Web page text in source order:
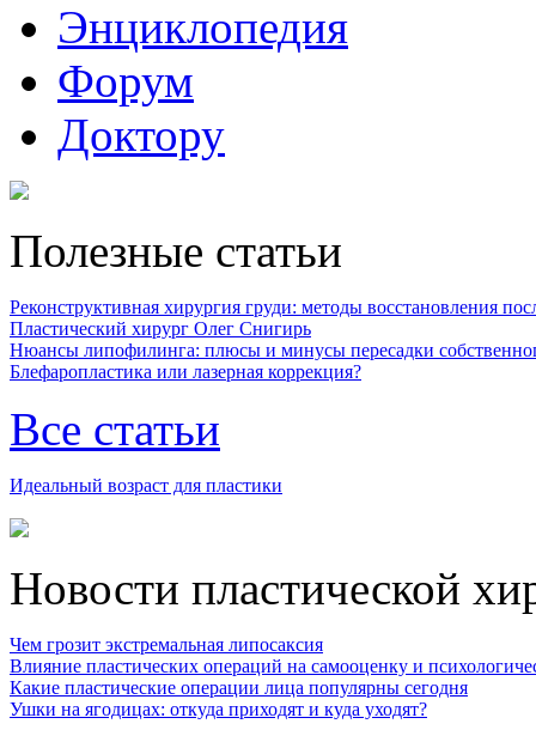
Энциклопедия
Форум
Доктору
Полезные статьи
Реконструктивная хирургия груди: методы восстановления
Пластический хирург Олег Снигирь
Нюансы липофилинга: плюсы и минусы пересадки
Блефаропластика или лазерная коррекция?
Все статьи
Идеальный возраст для пластики
Новости пластической
Чем грозит экстремальная липосаксия
Влияние пластических операций на самооценку и
Какие пластические операции лица популярны сегодня
Ушки на ягодицах: откуда приходят и куда уходят?